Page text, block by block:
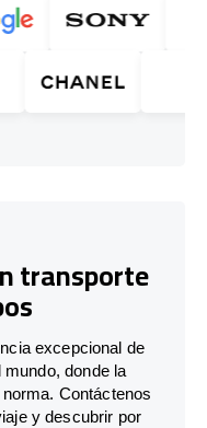
transporte
excepcional de
donde la
Contáctenos
y descubrir por